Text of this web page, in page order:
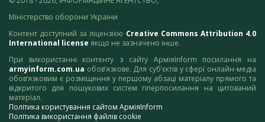
Міністерство оборони України
Контент доступний за ліцензією Creative Commons Attribution 4.0
International license якщо не зазначено інше.
При використанні контенту з сайту АрміяInform посилання на
armyinform.com.ua обов’язкове. Для суб’єктів у сфері онлайн-медіа
обов’язковим є розміщення у першому абзаці матеріалу прямого та
відкритого для пошукових систем гіперпосилання на цитований
матеріал.
Політика користування сайтом АрміяInform
Політика використання файлів cookie